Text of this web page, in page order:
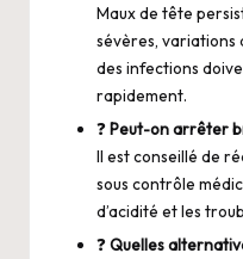
Maux de tête
sévères, variations
des infections
rapidement.
❓Peut-on arrêter
Il est conseillé de
sous contrôle
d’acidité et les
❓Quelles